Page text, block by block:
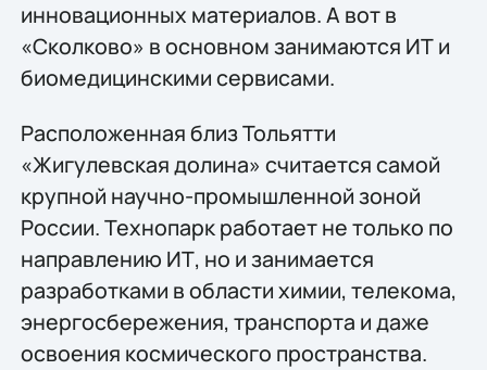
инновационных материалов. А вот в
«Сколково» в основном занимаются ИТ и
биомедицинскими сервисами.
Расположенная близ Тольятти
«Жигулевская долина» считается самой
крупной научно-промышленной зоной
России. Технопарк работает не только по
направлению ИТ, но и занимается
разработками в области химии, телекома,
энергосбережения, транспорта и даже
освоения космического пространства.